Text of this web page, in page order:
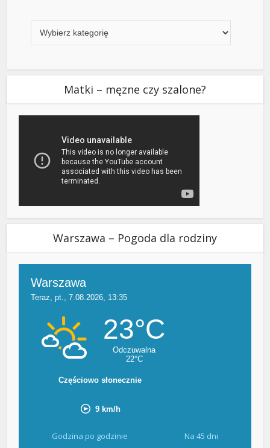
Matki – męzne czy szalone?
Warszawa – Pogoda dla rodziny
Godzina po godzinie Na 45 dni